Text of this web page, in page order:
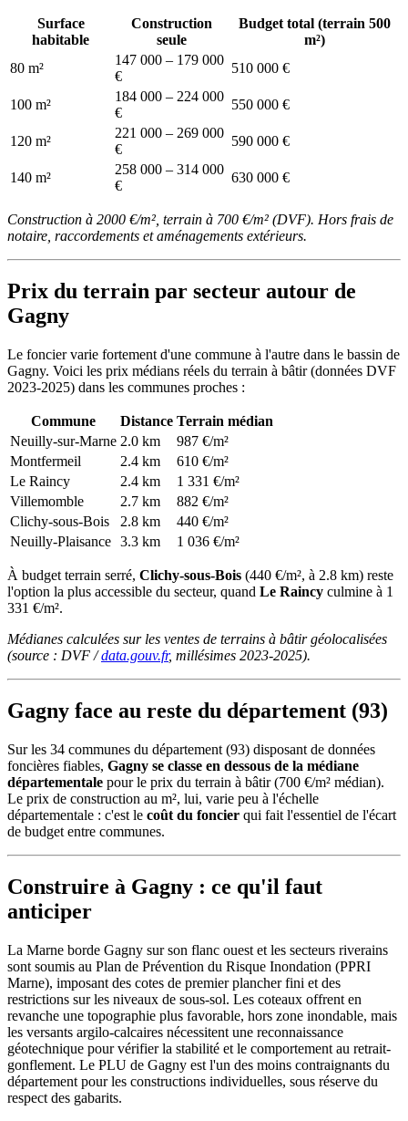
Surface
habitable
Construction
seule
Budget total (terrain 500
m²)
80 m²
147 000 – 179 000
€
510 000 €
100 m²
184 000 – 224 000
€
550 000 €
120 m²
221 000 – 269 000
€
590 000 €
140 m²
258 000 – 314 000
€
630 000 €
Construction à 2000 €/m², terrain à 700 €/m² (DVF). Hors frais de
notaire, raccordements et aménagements extérieurs.
Prix du terrain par secteur autour de
Gagny
Le foncier varie fortement d'une commune à l'autre dans le bassin de
Gagny. Voici les prix médians réels du terrain à bâtir (données DVF
2023-2025) dans les communes proches :
Commune Distance Terrain médian
Neuilly-sur-Marne 2.0 km
987 €/m²
Montfermeil
2.4 km
610 €/m²
Le Raincy
2.4 km
1 331 €/m²
Villemomble
2.7 km
882 €/m²
Clichy-sous-Bois
2.8 km
440 €/m²
Neuilly-Plaisance 3.3 km 1 036 €/m²
À budget terrain serré, Clichy-sous-Bois (440 €/m², à 2.8 km) reste
l'option la plus accessible du secteur, quand Le Raincy culmine à 1
331 €/m².
Médianes calculées sur les ventes de terrains à bâtir géolocalisées
(source : DVF /data.gouv.fr, millésimes 2023-2025).
Gagny face au reste du département (93)
Sur les 34 communes du département (93) disposant de données
foncières fiables, Gagny se classe en dessous de la médiane
départementale pour le prix du terrain à bâtir (700 €/m² médian).
Le prix de construction au m², lui, varie peu à l'échelle
départementale : c'est le coût du foncier qui fait l'essentiel de l'écart
de budget entre communes.
Construire à Gagny : ce qu'il faut
anticiper
La Marne borde Gagny sur son flanc ouest et les secteurs riverains
sont soumis au Plan de Prévention du Risque Inondation (PPRI
Marne), imposant des cotes de premier plancher fini et des
restrictions sur les niveaux de sous-sol. Les coteaux offrent en
revanche une topographie plus favorable, hors zone inondable, mais
les versants argilo-calcaires nécessitent une reconnaissance
géotechnique pour vérifier la stabilité et le comportement au retrait-
gonflement. Le PLU de Gagny est l'un des moins contraignants du
département pour les constructions individuelles, sous réserve du
respect des gabarits.